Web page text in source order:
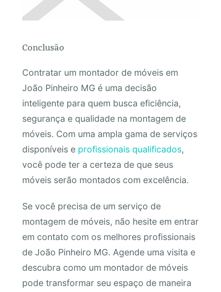
Conclusão
Contratar um montador de móveis em
João Pinheiro MG é uma decisão
inteligente para quem busca eficiência,
segurança e qualidade na montagem de
móveis. Com uma ampla gama de serviços
disponíveis e profissionais qualificados,
você pode ter a certeza de que seus
móveis serão montados com excelência.
Se você precisa de um serviço de
montagem de móveis, não hesite em entrar
em contato com os melhores profissionais
de João Pinheiro MG. Agende uma visita e
descubra como um montador de móveis
pode transformar seu espaço de maneira